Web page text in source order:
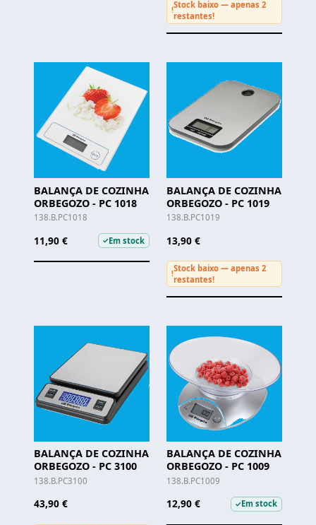
!
Stock baixo — apenas 2
restantes!
BALANÇA DE COZINHA
ORBEGOZO - PC 1018
138.B.PC1018
11,90 € ✓Em stock
BALANÇA DE COZINHA
ORBEGOZO - PC 1019
138.B.PC1019
13,90 €
!
Stock baixo — apenas 2
restantes!
BALANÇA DE COZINHA
ORBEGOZO - PC 3100
138.B.PC3100
43,90 €
BALANÇA DE COZINHA
ORBEGOZO - PC 1009
138.B.PC1009
12,90 € ✓Em stock